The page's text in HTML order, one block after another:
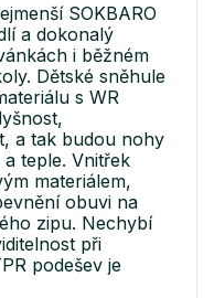
SOKBARO
a dokonalý
i běžném
Dětské sněhule
s WR
a tak budou nohy
teple. Vnitřek
materiálem,
obuvi na
zipu. Nechybí
při
podešev je